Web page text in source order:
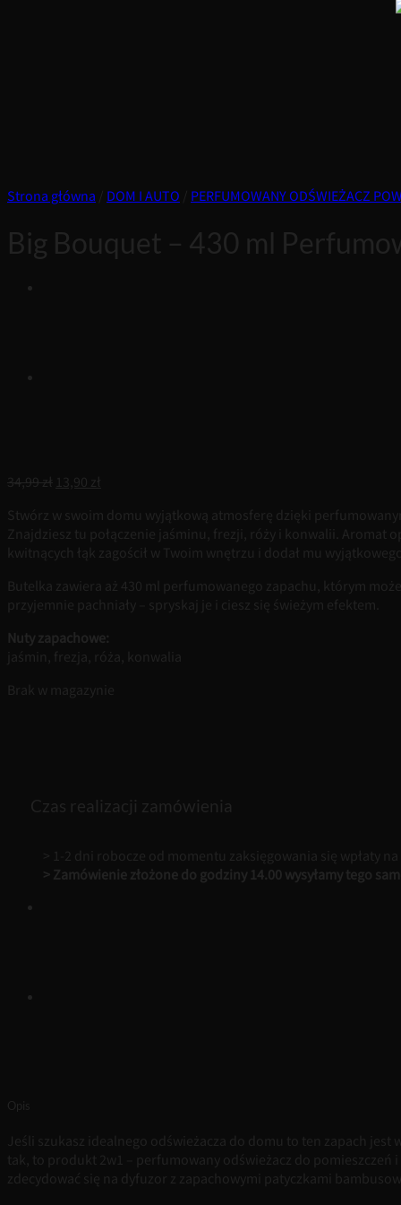
Strona główna DOM I AUTO PERFUMOWANY ODŚWIEŻACZ
Big Bouquet – 430 ml
34,99zł Pierwotna
wynosiła:
34,99 zł.
13,90 zł
wynosi:
13,90 zł.
Stwórz w swoim domu wyjątkową atmosferę dzięki
Znajdziesz tu połączenie jaśminu, frezji, róży i konwalii. Aromat
kwitnących łąk zagościł w Twoim wnętrzu i dodał mu
Butelka zawiera aż 430 ml perfumowanego zapachu, którym
przyjemnie pachniały – spryskaj je i ciesz się świeżym efektem.
Nuty zapachowe:
jaśmin, frezja, róża, konwalia
Brak w magazynie
Czas realizacji zamówienia
> 1-2 dni robocze od momentu zaksięgowania się wpłaty na
> Zamówienie złożone do godziny 14.00 wysyłamy tego
Opis
Jeśli szukasz idealnego odświeżacza do domu to ten zapach
tak, to produkt 2w1 – perfumowany odświeżacz do
zdecydować się na dyfuzor z zapachowymi patyczkami